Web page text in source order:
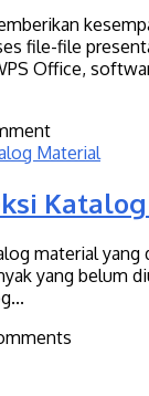
file-file
Office,
material
yang belum